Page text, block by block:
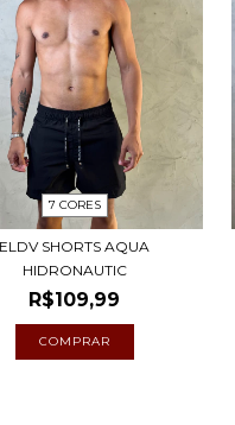
7 CORES
ELDV SHORTS AQUA
HIDRONAUTIC
R$109,99
COMPRAR